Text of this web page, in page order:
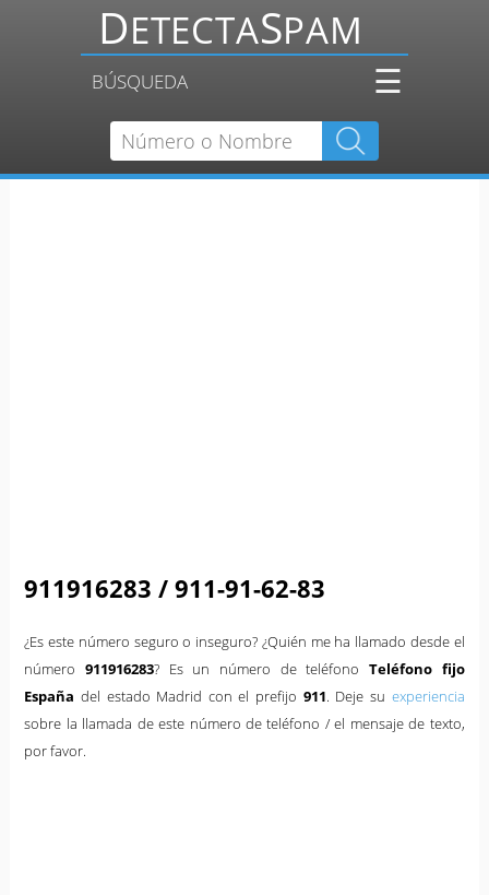
BÚSQUEDA ☰
911916283 / 911-91-62-83
¿Es este número seguro o inseguro? ¿Quién me ha llamado desde el
número911916283? Es un número de teléfono Teléfono fijo
España del estado Madrid con el prefijo 911. Deje su experiencia
sobre la llamada de este número de teléfono / el mensaje de texto,
por favor.